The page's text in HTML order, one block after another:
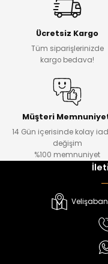
Urban Kız Çocuk Süveterli
Melra Kız Çocuk Kot Pantolon
Ücretsiz Kargo
Tüm siparişlerinizde
kargo bedava!
Müşteri
14 Gün içerisinde kolay
değişim
%100 memnuniyet